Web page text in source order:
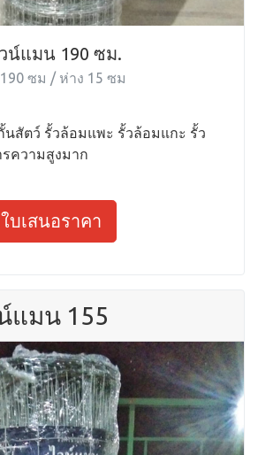
น์แมน 190 ซม.
ซม / ห่าง 15 ซม
นสัตว์ รั้วล้อมแพะ รั้วล้อมแกะ รั้ว
ความสูงมาก
บเสนอราคา
แมน 155